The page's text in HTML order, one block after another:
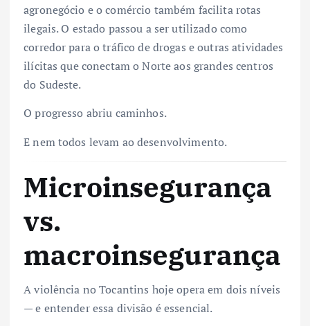
agronegócio e o comércio também facilita rotas
ilegais. O estado passou a ser utilizado como
corredor para o tráfico de drogas e outras atividades
ilícitas que conectam o Norte aos grandes centros
do Sudeste.
O progresso abriu caminhos.
E nem todos levam ao desenvolvimento.
Microinsegurança
vs.
macroinsegurança
A violência no Tocantins hoje opera em dois níveis
— e entender essa divisão é essencial.